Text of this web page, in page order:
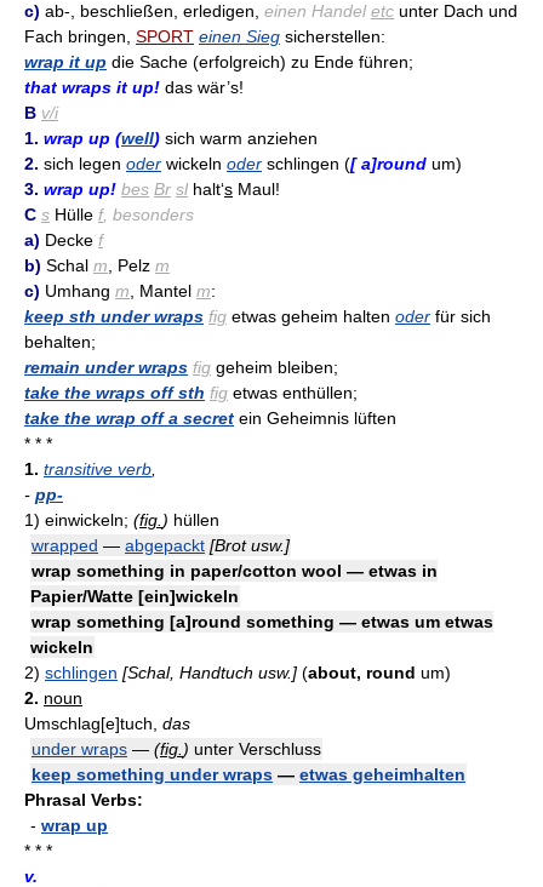
c) ab-, beschließen, erledigen, einen Handeletc unter Dach und
Fach bringen, SPORT einen Sieg sicherstellen:
wrap it up die Sache (erfolgreich) zu Ende führen;
that wraps it up! das wär’s!
B v/i
1. wrap up (well) sich warm anziehen
2. sich legen oder wickeln oder schlingen ([ a]round um)
3. wrap up! bes Br slhalt‘s Maul!
C s Hülle f, besonders
a) Decke f
b) Schal m , Pelz m
c) Umhang m , Mantel m:
keep sth under wraps fig etwas geheim halten oder für sich
behalten;
remain under wraps fig geheim bleiben;
take the wraps off sth fig etwas enthüllen;
take the wrap off a secret ein Geheimnis lüften
* * *
1. transitive verb
- pp-
1) einwickeln; (fig. ) hüllen
wrapped — abgepackt [Brot usw.]
wrap something in paper/cotton wool — etwas in
Papier/Watte [ein]wickeln
wrap something [a]round something — etwas um etwas
wickeln
2) schlingen [Schal, Handtuch usw.] (about, round um)
2. noun
Umschlag[e]tuch, das
under wraps — (fig. ) unter Verschluss
keep something under wraps — etwas geheimhalten
Phrasal Verbs:
- wrap up
* * *
v.